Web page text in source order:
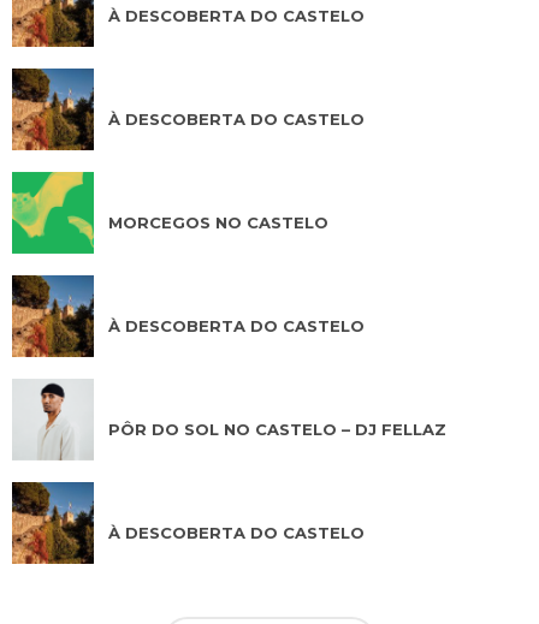
À DESCOBERTA DO CASTELO
À DESCOBERTA DO CASTELO
MORCEGOS NO CASTELO
À DESCOBERTA DO CASTELO
PÔR DO SOL NO CASTELO – DJ FELLAZ
À DESCOBERTA DO CASTELO